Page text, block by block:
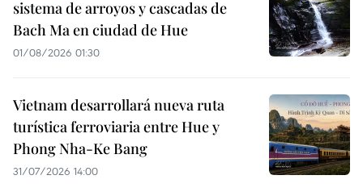
sistema de arroyos y cascadas de
Bach Ma en ciudad de Hue
01/08/2026 01:30
Vietnam desarrollará nueva ruta
turística ferroviaria entre Hue y
Phong Nha-Ke Bang
31/07/2026 14:00